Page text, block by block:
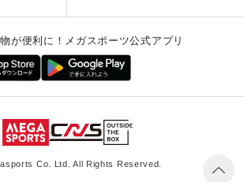
が便利に！メガスポーツ公式アプリ
Co. Ltd. All Rights Reserved.